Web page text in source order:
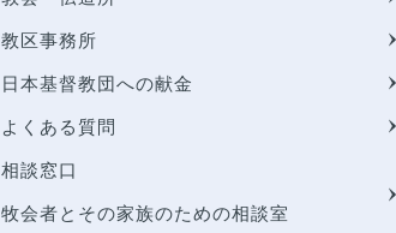
教区事務所
日本基督教団への献金
よくある質問
相談窓口
牧会者とその家族のための相談室